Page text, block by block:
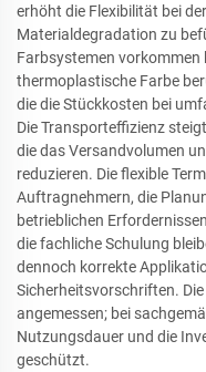
erhöht die Flexibilität bei
Materialdegradation zu
Farbsystemen
thermoplastische Farbe
die die Stückkosten bei
Die Transporteffizienz
die das Versandvolumen
reduzieren. Die flexible
Auftragnehmern, die
betrieblichen
die fachliche Schulung
dennoch korrekte
Sicherheitsvorschriften.
angemessen; bei
Nutzungsdauer und die
geschützt.